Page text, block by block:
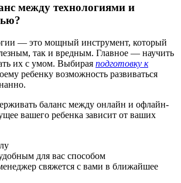
между технологиями и
— это мощный инструмент, который
так и вредным. Главное — научить
их с умом. Выбирая подготовку к
ребенку возможность развиваться
баланс между онлайн и офлайн-
вашего ребенка зависит от ваших
для вас способом
свяжется с вами в ближайшее